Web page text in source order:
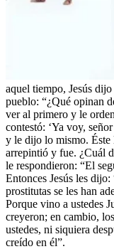
aquel tiempo, Jesús
pueblo: “¿Qué opinan
ver al primero y le
contestó: ‘Ya voy,
y le dijo lo mismo. Éste
arrepintió y fue. ¿Cuál
le respondieron: “El
Entonces Jesús les
prostitutas se les han
Porque vino a ustedes
creyeron; en cambio,
ustedes, ni siquiera
creído en él”.